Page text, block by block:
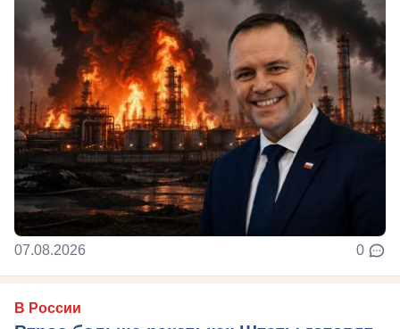
07.08.2026 0
В России